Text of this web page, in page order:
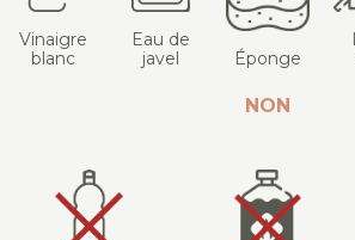
Vinaigre
blanc
Eau de
javel
Éponge
NON